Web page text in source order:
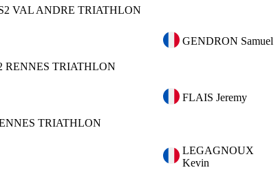
VAL ANDRE TRIATHLON
GENDRON Samuel
RENNES TRIATHLON
FLAIS Jeremy
TRIATHLON
LEGAGNOUX
Kevin